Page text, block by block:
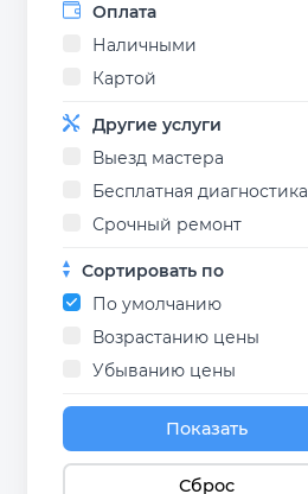
Оплата
Наличными
Картой
Другие услуги
Выезд мастера
Бесплатная диагностика
Срочный ремонт
Сортировать по
По умолчанию
Возрастанию цены
Убыванию цены
Показать
Сброс